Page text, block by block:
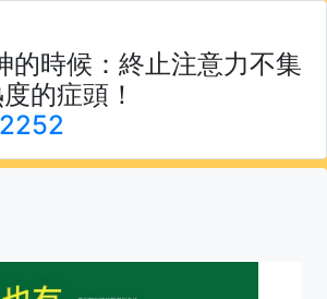
的時候：終止注意力不集
的症頭！